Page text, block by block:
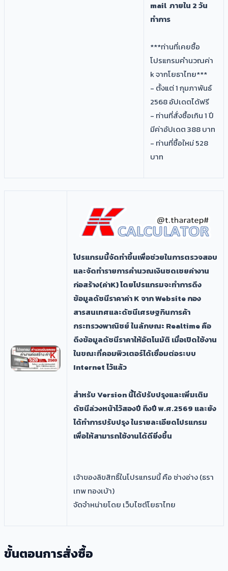
mail ภายใน 2 วัน
ทำการ ​
***ท่านที่เคยซื้อ
โปรแกรมคำนวณค่า
k จากโยธาไทย***
- ตั้งแต่ 1 กุมภาพันธ์
2568 อัปเดตได้ฟรี
- ท่านที่สั่งซื้อเกิน 1 ปี
มีค่าอัปเดต 388 บาท
- ท่านที่ซื้อใหม่ 528
บาท
โปรแกรมนี้จัดทำขึ้นเพื่อช่วยในการตรวจสอบ
และจัดทำรายการคำนวณเงินชดเชยค่างาน
ก่อสร้าง(ค่าK) โดยโปรแกรมจะทำการดึง
ข้อมูลดัชนีราคาค่า K จาก Website กอง
สารสนเทศและดัชนีเศรษฐกินการค้า
กระทรวงพาณิชย์ ในลักษณะ Realtime คือ
ดึงข้อมูลดัชนีราคาให้อัตโนมัติ เมื่อเปิดใช้งาน
ในขณะที่คอมพิวเตอร์ได้เชื่อมต่อระบบ
Internet ไว้แล้ว
สำหรับ Version นี้ได้ปรับปรุงและเพิ่มเติม
ดัชนีล่วงหน้าไว้สองปี ถึงปี พ.ศ.2569 และยัง
ได้ทำการปรับปรุง ในรายละเอียดโปรแกรม
เพื่อให้สามารถใช้งานได้ดียิ่งขึ้น
เจ้าของลิขสิทธิ์ในโปรแกรมนี้ คือ ช่างอ่าง (ธรา
เทพ ทองเบ้า)
จัดจำหน่ายโดย เว็บไซต์โยธาไทย
ขั้นตอนการสั่งซื้อ